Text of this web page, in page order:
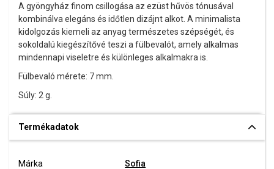
A gyöngyház finom csillogása az ezüst hűvös tónusával
kombinálva elegáns és időtlen dizájnt alkot. A minimalista
kidolgozás kiemeli az anyag természetes szépségét, és
sokoldalú kiegészítővé teszi a fülbevalót, amely alkalmas
mindennapi viseletre és különleges alkalmakra is.
Fülbevaló mérete: 7 mm.
Súly: 2 g.
Termékadatok
Márka Sofia